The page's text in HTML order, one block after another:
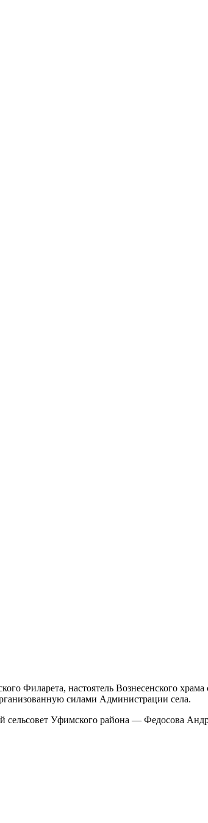
Филарета, настоятель Вознесенского
силами Администрации села.
сельсовет Уфимского района — Федосова